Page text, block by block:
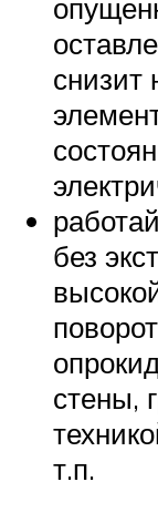
снизит
без
стены,
т.п.